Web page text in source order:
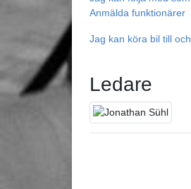
Anmälda funktionärer
Jag kan köra bil till
Ledare